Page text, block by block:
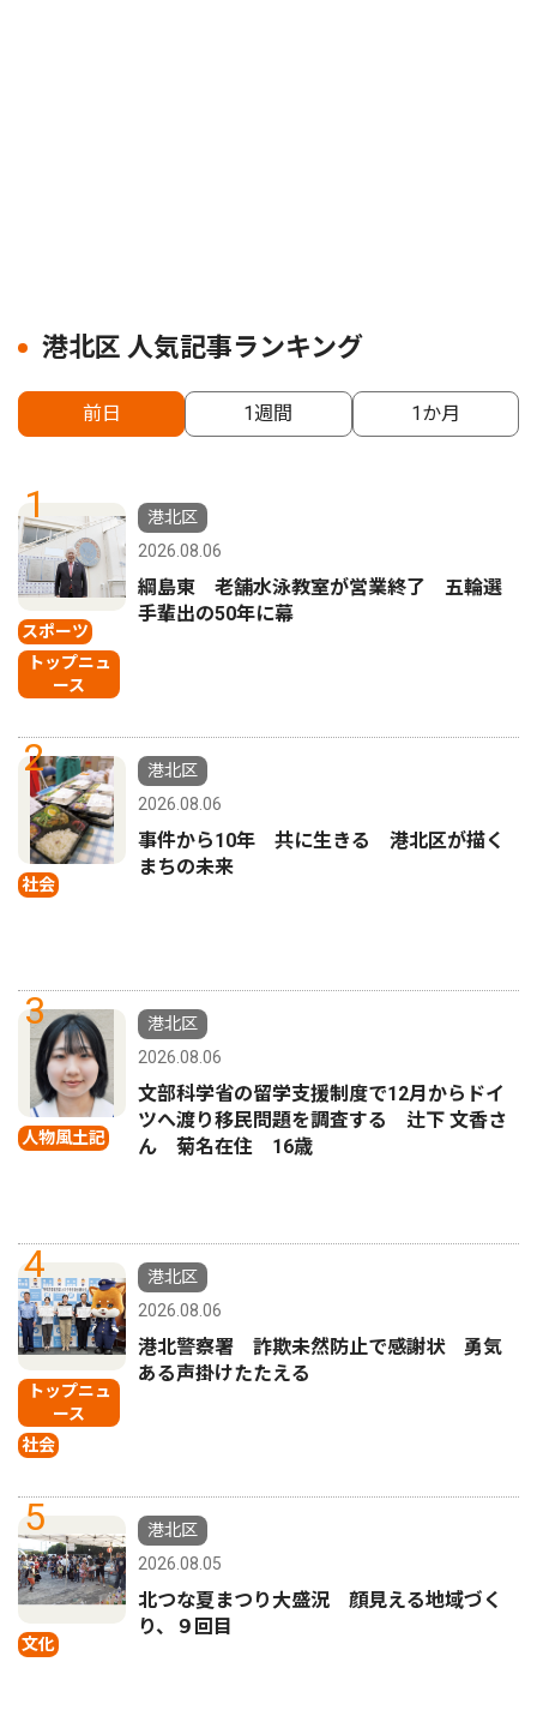
港北区 人気記事ランキング
前日 1週間 1か月
1
スポーツ
トップニュ
ース
港北区
2026.08.06
綱島東 老舗水泳教室が営業終了 五輪選
手輩出の50年に幕
2
社会
港北区
2026.08.06
事件から10年 共に生きる 港北区が描く
まちの未来
3
人物風土記
港北区
2026.08.06
文部科学省の留学支援制度で12月からドイ
ツへ渡り移民問題を調査する 辻下 文香さ
ん 菊名在住 16歳
4
トップニュ
ース
社会
港北区
2026.08.06
港北警察署 詐欺未然防止で感謝状 勇気
ある声掛けたたえる
5
文化
港北区
2026.08.05
北つな夏まつり大盛況 顔見える地域づく
り、９回目